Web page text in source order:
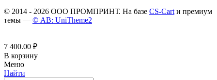
© 2014 - 2026 ООО ПРОМПРИНТ. На базе CS-Cart и премиум
темы — © AB: UniTheme2
7 400.00 ₽
В корзину
Меню
Найти